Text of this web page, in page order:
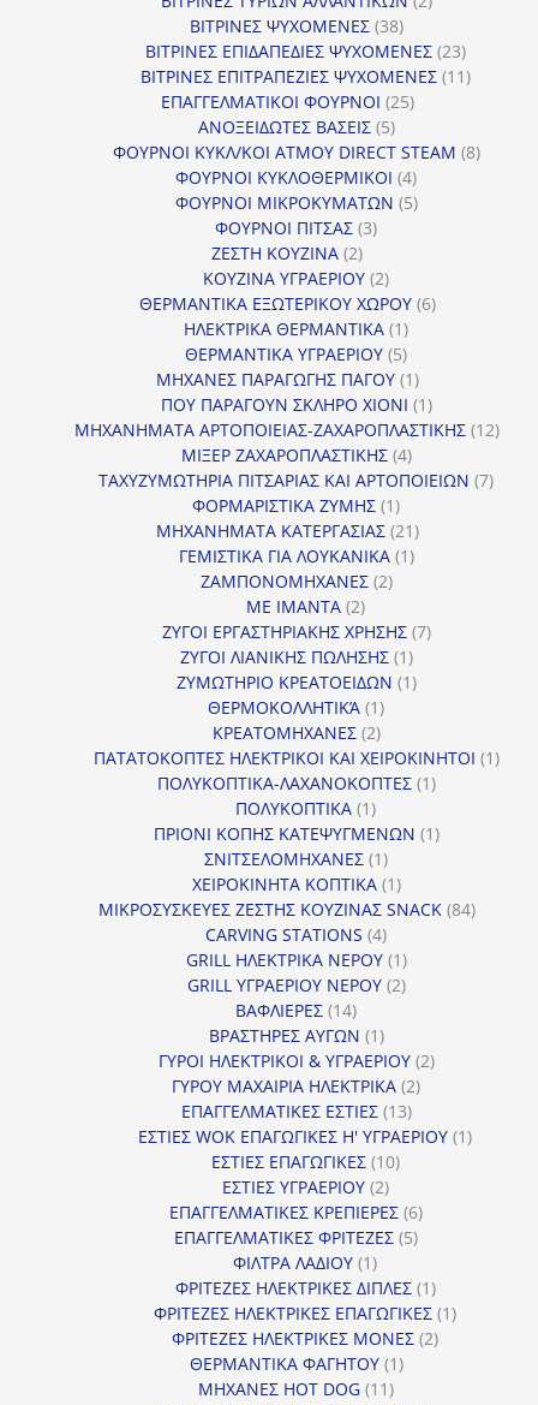
ΒΙΤΡΙΝΕΣ ΨΥΧΟΜΕΝΕΣ 3838
προϊόντα
ΒΙΤΡΙΝΕΣ ΕΠΙΔΑΠΕΔΙΕΣ ΨΥΧΟΜΕΝΕΣ 2323
προϊόντα
ΒΙΤΡΙΝΕΣ ΕΠΙΤΡΑΠΕΖΙΕΣ ΨΥΧΟΜΕΝΕΣ 1111
ΕΠΑΓΓΕΛΜΑΤΙΚΟΙ ΦΟΥΡΝΟΙ 2525
ΑΝΟΞΕΙΔΩΤΕΣ ΒΑΣΕΙΣ 55
προϊόντα
ΦΟΥΡΝΟΙ ΚΥΚΛ/ΚΟΙ ΑΤΜΟΥ DIRECT STEAM 88
ΦΟΥΡΝΟΙ ΚΥΚΛΟΘΕΡΜΙΚΟΙ 44
προϊόντα
ΦΟΥΡΝΟΙ ΜΙΚΡΟΚΥΜΑΤΩΝ 55
ΦΟΥΡΝΟΙ ΠΙΤΣΑΣ 33
ΖΕΣΤΗ ΚΟΥΖΙΝΑ 22
προϊόντα
ΚΟΥΖΙΝΑ ΥΓΡΑΕΡΙΟΥ 22
προϊόντα
ΘΕΡΜΑΝΤΙΚΑ ΕΞΩΤΕΡΙΚΟΥ ΧΩΡΟΥ 66
ΗΛΕΚΤΡΙΚΑ ΘΕΡΜΑΝΤΙΚΑ 11
προϊόν
ΘΕΡΜΑΝΤΙΚΑ ΥΓΡΑΕΡΙΟΥ 55
προϊόντα
ΜΗΧΑΝΕΣ ΠΑΡΑΓΩΓΗΣ ΠΑΓΟΥ 11
προϊόν
ΠΟΥ ΠΑΡΑΓΟΥΝ ΣΚΛΗΡΟ ΧΙΟΝΙ 11
προϊόν
ΜΗΧΑΝΗΜΑΤΑ ΑΡΤΟΠΟΙΕΙΑΣ-ΖΑΧΑΡΟΠΛΑΣΤΙΚΗΣ 1212
ΜΙΞΕΡ ΖΑΧΑΡΟΠΛΑΣΤΙΚΗΣ 44
προϊόντα
ΤΑΧΥΖΥΜΩΤΗΡΙΑ ΠΙΤΣΑΡΙΑΣ ΚΑΙ ΑΡΤΟΠΟΙΕΙΩΝ 77
ΦΟΡΜΑΡΙΣΤΙΚΑ ΖΥΜΗΣ 11
προϊόν
ΜΗΧΑΝΗΜΑΤΑ ΚΑΤΕΡΓΑΣΙΑΣ 2121
προϊόντα
ΓΕΜΙΣΤΙΚΑ ΓΙΑ ΛΟΥΚΑΝΙΚΑ 11
ΖΑΜΠΟΝΟΜΗΧΑΝΕΣ 22
ΜΕ ΙΜΑΝΤΑ 22
προϊόντα
ΖΥΓΟΙ ΕΡΓΑΣΤΗΡΙΑΚΗΣ ΧΡΗΣΗΣ 77
ΖΥΓΟΙ ΛΙΑΝΙΚΗΣ ΠΩΛΗΣΗΣ 11
προϊόν
ΖΥΜΩΤΗΡΙΟ ΚΡΕΑΤΟΕΙΔΩΝ 11
ΘΕΡΜΟΚΟΛΛΗΤΙΚΆ 11
προϊόν
ΚΡΕΑΤΟΜΗΧΑΝΕΣ 22
προϊόντα
ΠΑΤΑΤΟΚΟΠΤΕΣ ΗΛΕΚΤΡΙΚΟΙ ΚΑΙ ΧΕΙΡΟΚΙΝΗΤΟΙ 11
ΠΟΛΥΚΟΠΤΙΚΑ-ΛΑΧΑΝΟΚΟΠΤΕΣ 11
ΠΟΛΥΚΟΠΤΙΚΑ 11
προϊόν
ΠΡΙΟΝΙ ΚΟΠΗΣ ΚΑΤΕΨΥΓΜΕΝΩΝ 11
ΣΝΙΤΣΕΛΟΜΗΧΑΝΕΣ 11
προϊόν
ΧΕΙΡΟΚΙΝΗΤΑ ΚΟΠΤΙΚΑ 11
προϊόν
ΜΙΚΡΟΣΥΣΚΕΥΕΣ ΖΕΣΤΗΣ ΚΟΥΖΙΝΑΣ SNACK 8484
CARVING STATIONS 44
προϊόντα
GRILL ΗΛΕΚΤΡΙΚΑ ΝΕΡΟΥ 11
προϊόν
GRILL ΥΓΡΑΕΡΙΟΥ ΝΕΡΟΥ 22
ΒΑΦΛΙΕΡΕΣ 1414
προϊόντα
ΒΡΑΣΤΗΡΕΣ ΑΥΓΩΝ 11
προϊόν
ΓΥΡΟΙ ΗΛΕΚΤΡΙΚΟΙ & ΥΓΡΑΕΡΙΟΥ 22
ΓΥΡΟΥ ΜΑΧΑΙΡΙΑ ΗΛΕΚΤΡΙΚΑ 22
ΕΠΑΓΓΕΛΜΑΤΙΚΕΣ ΕΣΤΙΕΣ 1313
προϊόντα
ΕΣΤΙΕΣ WOK ΕΠΑΓΩΓΙΚΕΣ Η' ΥΓΡΑΕΡΙΟΥ 11
ΕΣΤΙΕΣ ΕΠΑΓΩΓΙΚΕΣ 1010
ΕΣΤΙΕΣ ΥΓΡΑΕΡΙΟΥ 22
προϊόντα
ΕΠΑΓΓΕΛΜΑΤΙΚΕΣ ΚΡΕΠΙΕΡΕΣ 66
προϊόντα
ΕΠΑΓΓΕΛΜΑΤΙΚΕΣ ΦΡΙΤΕΖΕΣ 55
ΦΙΛΤΡΑ ΛΑΔΙΟΥ 11
προϊόν
ΦΡΙΤΕΖΕΣ ΗΛΕΚΤΡΙΚΕΣ ΔΙΠΛΕΣ 11
προϊόν
ΦΡΙΤΕΖΕΣ ΗΛΕΚΤΡΙΚΕΣ ΕΠΑΓΩΓΙΚΕΣ 11
ΦΡΙΤΕΖΕΣ ΗΛΕΚΤΡΙΚΕΣ ΜΟΝΕΣ 22
ΘΕΡΜΑΝΤΙΚΑ ΦΑΓΗΤΟΥ 11
ΜΗΧΑΝΕΣ HOT DOG 1111